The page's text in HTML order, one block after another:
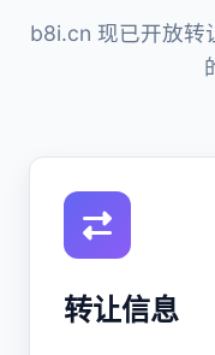
b8i.cn 现已开放转
转让信息